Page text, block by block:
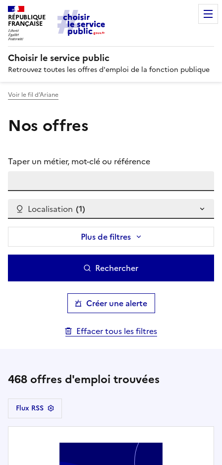
RÉPUBLIQUE
FRANÇAISE
Choisir le service public
Retrouvez toutes les offres d'emploi de la fonction publique
Voir le fil d’Ariane
Nos offres
Taper un métier, mot-clé ou référence
Localisation (1 filtre actif)
(1)
Plus de filtres
Rechercher
Créer une alerte
Effacer tous les filtres
468 offres d'emploi trouvées
Flux RSS